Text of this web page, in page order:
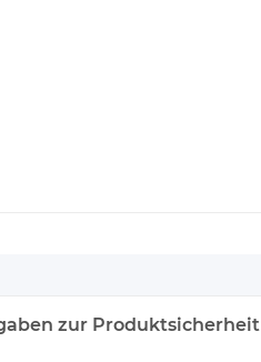
zur Produktsicherheit